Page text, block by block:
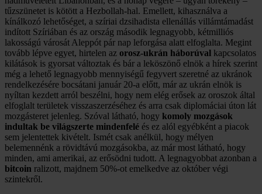
tűzszünetet is kötött a Hezbollah-hal. Emellett, kihasználva a
kínálkozó lehetőséget, a szíriai dzsihadista ellenállás villámtámadást
indított Szíriában és az ország második legnagyobb, kétmilliós
lakosságú városát Aleppót pár nap leforgása alatt elfoglalta. Megint
tovább lépve egyet, hirtelen az orosz-ukrán háborúval kapcsolatos
kilátások is gyorsat változtak és bár a leköszönő elnök a hírek szerint
még a lehető legnagyobb mennyiségű fegyvert szeretné az ukránok
rendelkezésére bocsátani január 20-a előtt, már az ukrán elnök is
nyíltan kezdett arról beszélni, hogy nem elég erősek az oroszok által
elfoglalt területek visszaszerzéséhez és arra csak diplomáciai úton lát
mozgásteret jelenleg. Szóval látható, hogy komoly mozgások
indultak be világszerte mindenfelé és ez alól egyébként a piacok
sem jelentettek kivételt. Ismét csak anélkül, hogy mélyen
belemennénk a rövidtávú mozgásokba, az már most látható, hogy
minden, ami amerikai, az erősödni tudott. A legnagyobbat azonban a
bitcoin ralizott, majdnem 50%-ot emelkedve az október végi
szintekről.